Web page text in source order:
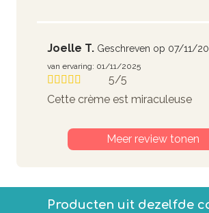
Joelle T. Geschreven op 07/11/
van ervaring: 01/11/2025
5/5
Cette crème est miraculeuse
Meer review tonen
Producten uit dezelfde